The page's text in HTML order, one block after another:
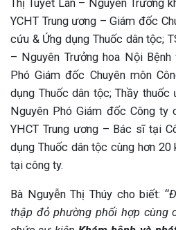
Sau Sinh Có Tự Khỏi
Thông Tin Cần Biết
sau sinh là tình trạng viêm da
phổ biến, khiến đôi bàn tay,
Thị Tuyết Lan – Nguyên Trưởng
YCHT Trung ương – Giám đốc
cứu & Ứng dụng Thuốc dân tộc;
– Nguyên Trưởng hoa Nội Bệnh
Phó Giám đốc Chuyên môn
dụng Thuốc dân tộc; Thầy thuốc
Nguyên Phó Giám đốc Công ty
YHCT Trung ương – Bác sĩ tại
dụng Thuốc dân tộc cùng hơn
tại công ty.
Bà Nguyễn Thị Thúy cho biết: “
thập đỏ phường phối hợp cùng